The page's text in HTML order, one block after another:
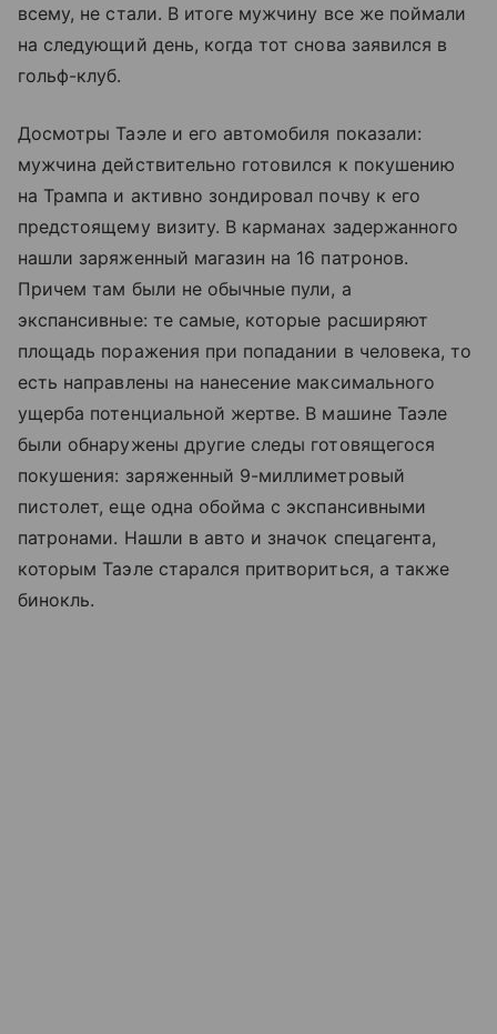
всему, не стали. В итоге мужчину все же поймали
на следующий день, когда тот снова заявился в
гольф-клуб.
Досмотры Таэле и его автомобиля показали:
мужчина действительно готовился к покушению
на Трампа и активно зондировал почву к его
предстоящему визиту. В карманах задержанного
нашли заряженный магазин на 16 патронов.
Причем там были не обычные пули, а
экспансивные: те самые, которые расширяют
площадь поражения при попадании в человека, то
есть направлены на нанесение максимального
ущерба потенциальной жертве. В машине Таэле
были обнаружены другие следы готовящегося
покушения: заряженный 9-миллиметровый
пистолет, еще одна обойма с экспансивными
патронами. Нашли в авто и значок спецагента,
которым Таэле старался притвориться, а также
бинокль.